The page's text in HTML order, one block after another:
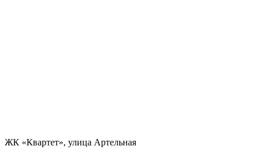
ЖК «Квартет», улица Артельная